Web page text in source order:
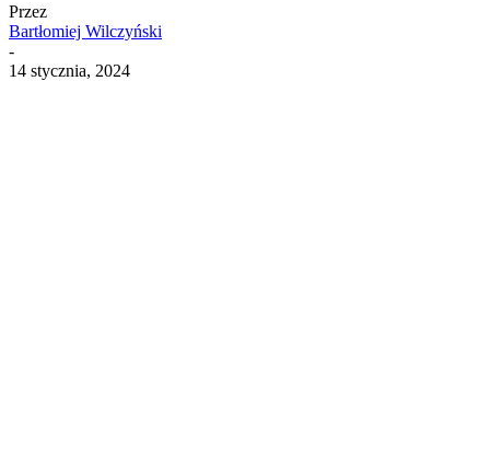
Przez
Bartłomiej Wilczyński
-
14 stycznia, 2024